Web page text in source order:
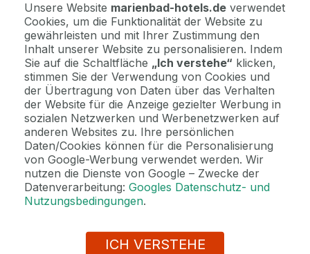
Jetzt bezahlen Sie gar nichts.
Die Zahlungsmodalitäten erhalten Sie zusammen mit dem Angebot
per E-Mail.
2 Gründe, bei uns zu buchen
Bonus zur Buchung
Genießen Sie Marienbad in vollen Zügen mit unseren exklusiven
Bonusen zu jeder Reservierung!
Sind Sie unsicher bei der
Unsere Website marienbad-hotels.de verwendet
Cookies, um die Funktionalität der Website zu
gewährleisten und mit Ihrer Zustimmung den
Inhalt unserer Website zu personalisieren. Indem
Sie auf die Schaltfläche „Ich verstehe“ klicken,
stimmen Sie der Verwendung von Cookies und
der Übertragung von Daten über das Verhalten
der Website für die Anzeige gezielter Werbung in
sozialen Netzwerken und Werbenetzwerken auf
anderen Websites zu. Ihre persönlichen
Daten/Cookies können für die Personalisierung
von Google-Werbung verwendet werden. Wir
nutzen die Dienste von Google – Zwecke der
Datenverarbeitung: Googles Datenschutz- und
Nutzungsbedingungen.
ICH VERSTEHE